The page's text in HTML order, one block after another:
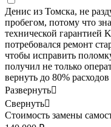
Денис из Томска, не
пробегом, потому что
технической гарантией
потребовался ремонт
чтобы исправить
получил не только
вернуть до 80%
Развернуть
Свернуть
Стоимость замены